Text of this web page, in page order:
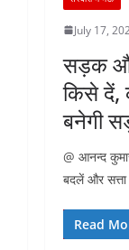
July 17,
सड़क
किसे दें,
बनेगी
@ आनन्द
बदलें और सत्ता
Read